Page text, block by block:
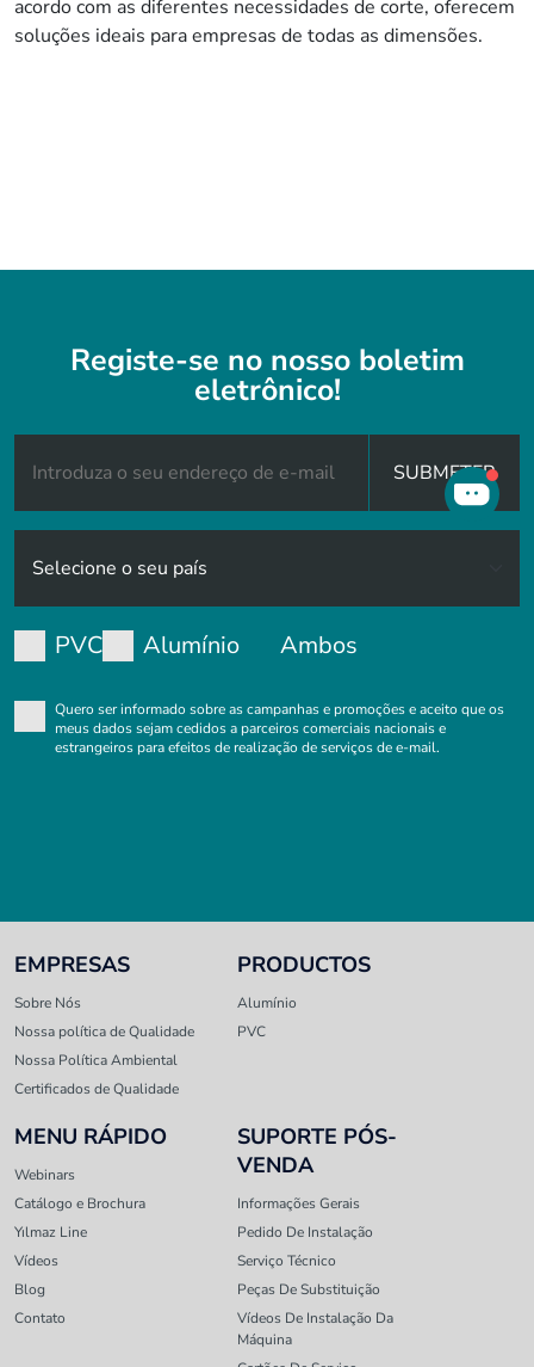
acordo com as diferentes necessidades de corte, oferecem
soluções ideais para empresas de todas as dimensões.
Registe-se no nosso boletim
eletrônico!
SUBMETER
PVC Alumínio Ambos
Quero ser informado sobre as campanhas e promoções e aceito que os
meus dados sejam cedidos a parceiros comerciais nacionais e
estrangeiros para efeitos de realização de serviços de e-mail.
EMPRESAS
Sobre Nós
Nossa política de Qualidade
Nossa Política Ambiental
Certificados de Qualidade
PRODUCTOS
Alumínio
PVC
MENU RÁPIDO
Webinars
Catálogo e Brochura
Yılmaz Line
Vídeos
Blog
Contato
SUPORTE PÓS-
VENDA
Informações Gerais
Pedido De Instalação
Serviço Técnico
Peças De Substituição
Vídeos De Instalação Da
Máquina